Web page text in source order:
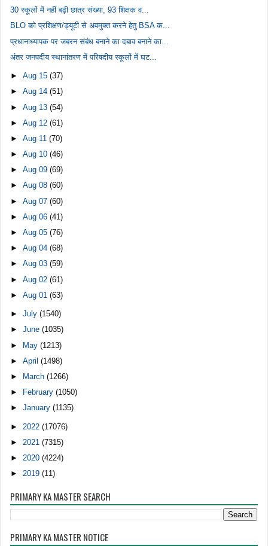
30 स्कूलों में नहीं बढ़ी छात्र संख्या, 93 शिक्षक व...
BLO को प्रशिक्षण/ड्यूटी से अवमुक्त करने हेतु BSA क...
प्रधानाध्यापक पर जबरन संबंध बनाने का दबाव बनाने का...
अंंतर जनपदीय स्थानांतरण में परिषदीय स्कूलों में घट...
►Aug 15(37)
►Aug 14(51)
►Aug 13(54)
►Aug 12(61)
►Aug 11(70)
►Aug 10(46)
►Aug 09(69)
►Aug 08(60)
►Aug 07(60)
►Aug 06(41)
►Aug 05(76)
►Aug 04(68)
►Aug 03(59)
►Aug 02(61)
►Aug 01(63)
►July(1540)
►June(1035)
► May(1213)
►April(1498)
►
March(1266)
►
February(1050)
►January(1135)
► 2022(17076)
► 2021(7315)
►2020(4224)
►2019(11)
PRIMARY KA MASTER SEARCH
PRIMARY KA MASTER NOTICE